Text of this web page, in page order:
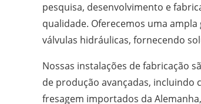
pesquisa, desenvolvimento e
qualidade. Oferecemos uma
válvulas hidráulicas, fornecendo
Nossas instalações de fabricação
de produção avançadas,
fresagem importados da